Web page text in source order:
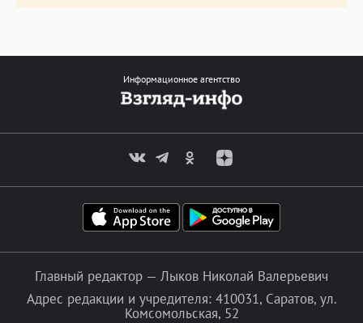
Информационное агентство
Главный редактор — Лыков Николай Валерьевич
Адрес редакции и учредителя: 410031, Саратов, ул.
Комсомольская, 52